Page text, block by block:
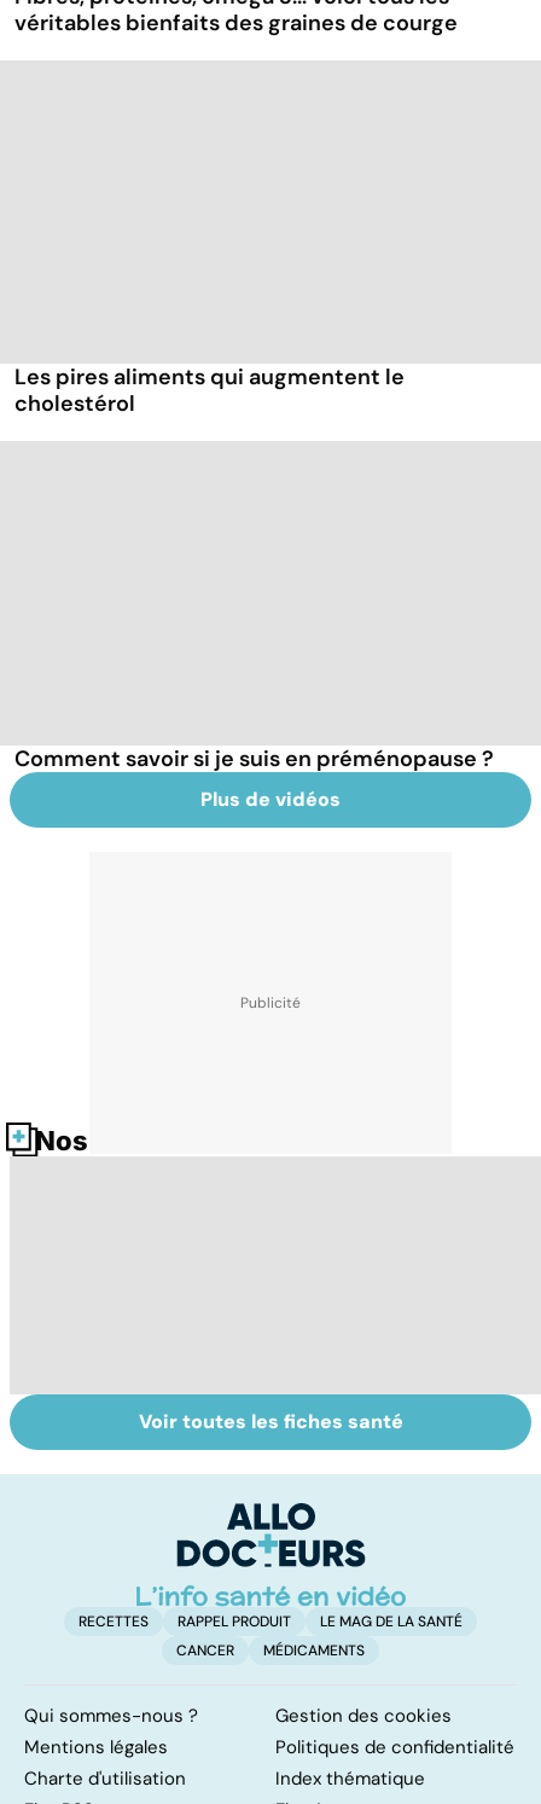
véritables bienfaits des graines de courge
Les pires aliments qui augmentent le
cholestérol
Comment savoir si je suis en préménopause ?
Plus de vidéos
Nos fiches santé
Comment tenir
ses bonnes
Les méthodes
qui fonctionnent
arrêter de fumer
!
Voir toutes les fiches santé
RECETTES RAPPEL PRODUIT
LE MAG DE LA SANTÉ
CANCER
MÉDICAMENTS
Qui sommes-nous ?
Gestion des cookies
Mentions légales
Politiques de confidentialité
Charte d'utilisation
Index thématique